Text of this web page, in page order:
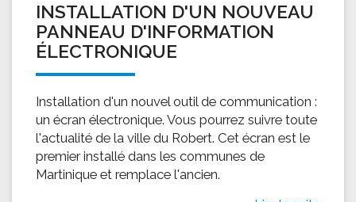
INSTALLATION D'UN NOUVEAU
PANNEAU D'INFORMATION
ÉLECTRONIQUE
Installation d'un nouvel outil de communication :
un écran électronique. Vous pourrez suivre toute
l'actualité de la ville du Robert. Cet écran est le
premier installé dans les communes de
Martinique et remplace l'ancien.